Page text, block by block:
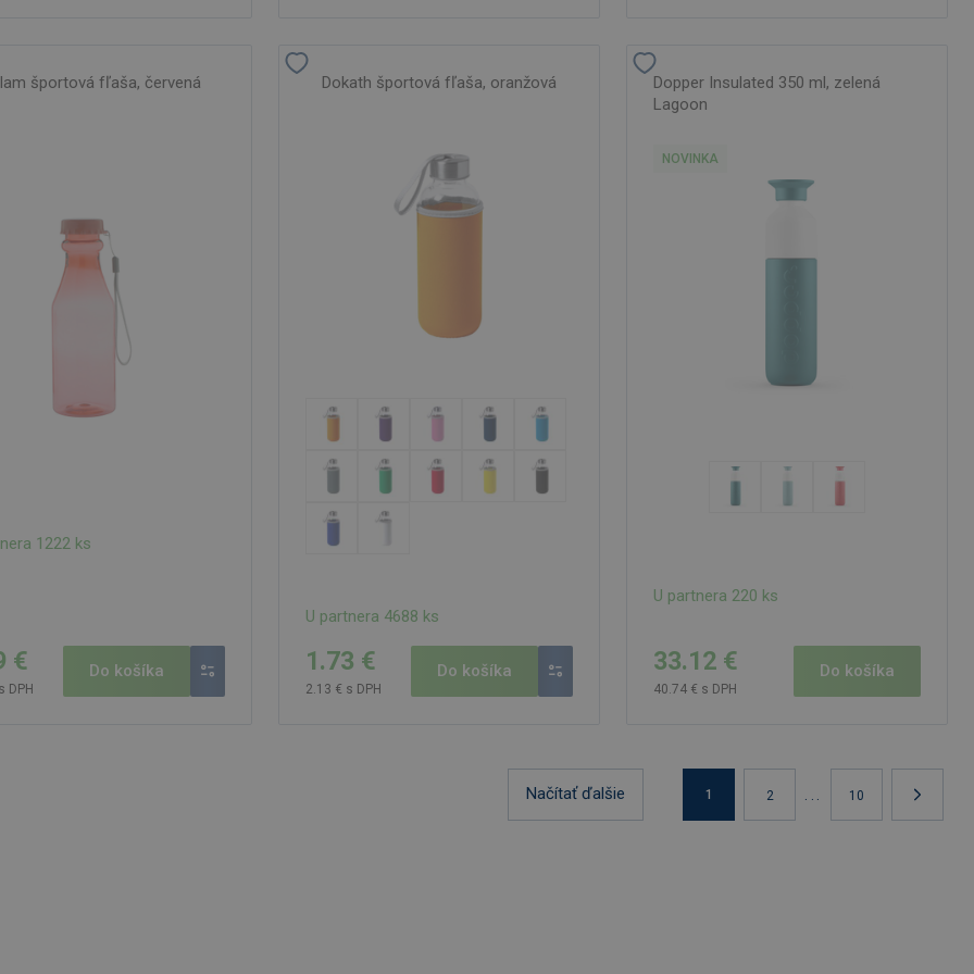
športová fľaša, červená
1222 ks
€
DPH
Do košíka
Dokath športová fľaša, oranžová
U partnera 4688 ks
1.73 €
2.13 € s DPH
Do košíka
Dopper Insulated 350 ml, zelená
Lagoon
NOVINKA
U partnera 220 ks
33.12 €
40.74 € s DPH
Do košíka
Načítať ďalšie 1 2 10